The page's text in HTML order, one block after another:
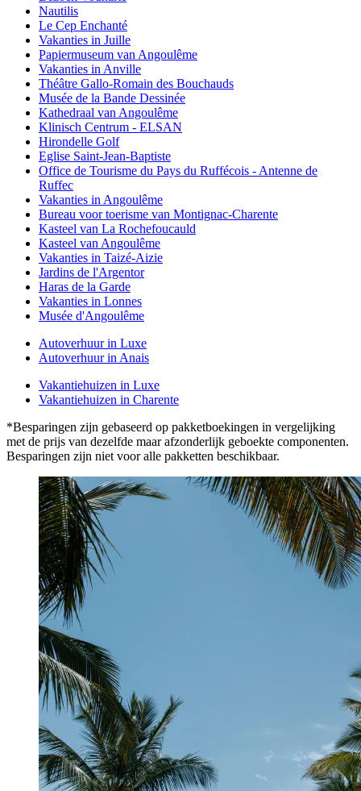
Nautilis
Le Cep Enchanté
Vakanties in Juille
Papiermuseum van Angoulême
Vakanties in Anville
Théâtre Gallo-Romain des Bouchauds
Musée de la Bande Dessinée
Kathedraal van Angoulême
Klinisch Centrum - ELSAN
Hirondelle Golf
Eglise Saint-Jean-Baptiste
Office de Tourisme du Pays du Ruffécois - Antenne de
Ruffec
Vakanties in Angoulême
Bureau voor toerisme van Montignac-Charente
Kasteel van La Rochefoucauld
Kasteel van Angoulême
Vakanties in Taizé-Aizie
Jardins de l'Argentor
Haras de la Garde
Vakanties in Lonnes
Musée d'Angoulême
Autoverhuur in Luxe
Autoverhuur in Anais
Vakantiehuizen in Luxe
Vakantiehuizen in Charente
*Besparingen zijn gebaseerd op pakketboekingen in vergelijking
met de prijs van dezelfde maar afzonderlijk geboekte componenten.
Besparingen zijn niet voor alle pakketten beschikbaar.